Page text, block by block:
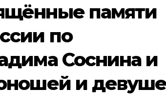
памяти
по
Соснина и
и